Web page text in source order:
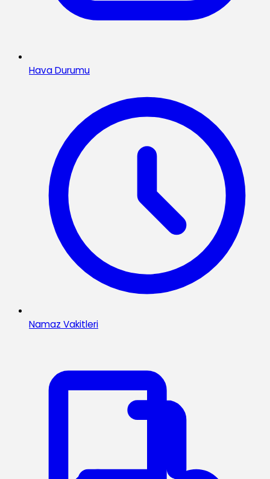
Hava Durumu
Namaz Vakitleri